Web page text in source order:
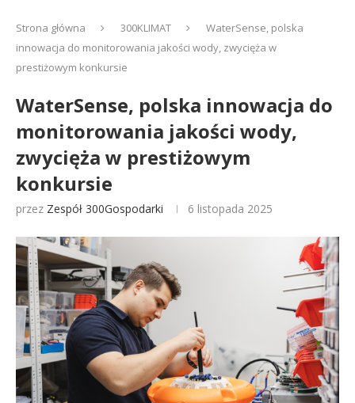
Strona główna 300KLIMAT
WaterSense, polska
innowacja do monitorowania jakości wody, zwycięża w
prestiżowym konkursie
WaterSense, polska innowacja do
monitorowania jakości wody,
zwycięża w prestiżowym
konkursie
przez Zespół 300Gospodarki 6 listopada 2025